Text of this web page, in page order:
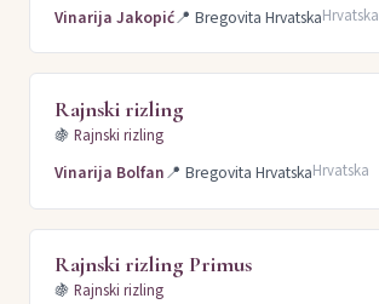
Vinarija Jakopić📍 Bregovita HrvatskaHrvatska
Rajnski rizling
🍇 Rajnski rizling
Vinarija Bolfan📍 Bregovita HrvatskaHrvatska
Rajnski rizling Primus
🍇 Rajnski rizling